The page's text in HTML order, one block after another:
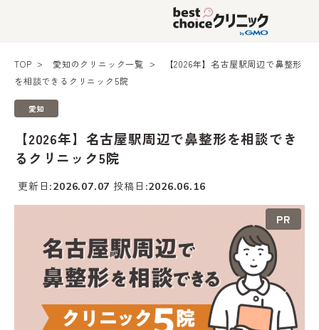
TOP 愛知のクリニック一覧
【2026年】名古屋駅周辺で鼻整形
を相談できるクリニック5院
愛知
【2026年】名古屋駅周辺で鼻整形を相談でき
るクリニック5院
更新日 2026.07.07 投稿日 2026.06.16